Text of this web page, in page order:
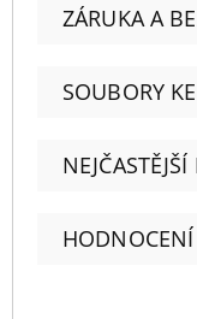
ZÁRUKA A
SOUBORY